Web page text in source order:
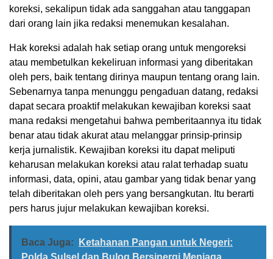
koreksi, sekalipun tidak ada sanggahan atau tanggapan
dari orang lain jika redaksi menemukan kesalahan.
Hak koreksi adalah hak setiap orang untuk mengoreksi
atau membetulkan kekeliruan informasi yang diberitakan
oleh pers, baik tentang dirinya maupun tentang orang lain.
Sebenarnya tanpa menunggu pengaduan datang, redaksi
dapat secara proaktif melakukan kewajiban koreksi saat
mana redaksi mengetahui bahwa pemberitaannya itu tidak
benar atau tidak akurat atau melanggar prinsip-prinsip
kerja jurnalistik. Kewajiban koreksi itu dapat meliputi
keharusan melakukan koreksi atau ralat terhadap suatu
informasi, data, opini, atau gambar yang tidak benar yang
telah diberitakan oleh pers yang bersangkutan. Itu berarti
pers harus jujur melakukan kewajiban koreksi.
Baca Juga:
Ketahanan Pangan untuk Negeri:
Polda Sulsel dan Bulog Bersinergi Menjaga